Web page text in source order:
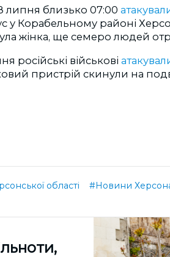
8 липня близько 07:00
у Корабельному районі
жінка, ще семеро людей
російські військові
пристрій скинули на
області #Новини